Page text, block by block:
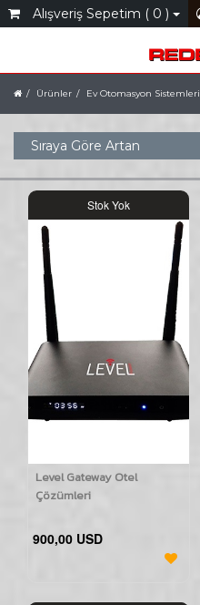
Alışveriş Sepetim ( 0 )
Ürünler Ev Otomasyon Sistemleri
Stok Yok
Level Gateway Otel
Çözümleri
900,00 USD